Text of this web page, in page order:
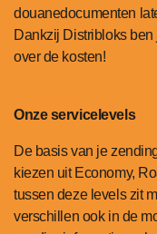
douanedocumenten
Dankzij Distribloks
over de kosten!
Onze servicelevels
De basis van je
kiezen uit Economy,
tussen deze levels zit
verschillen ook in de